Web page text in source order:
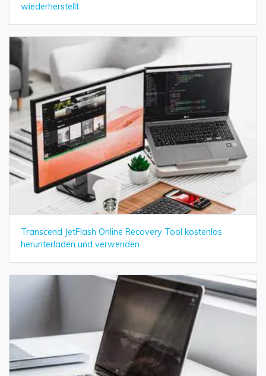
wiederherstellt
Transcend JetFlash Online Recovery Tool kostenlos
herunterladen und verwenden